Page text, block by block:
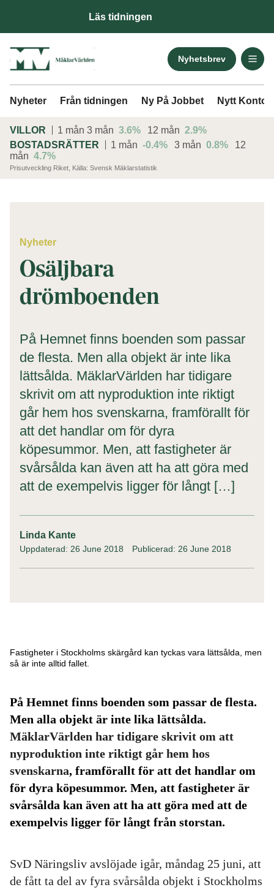
Läs tidningen
Nyhetsbrev
Nyheter Från tidningen Ny På Jobbet Nytt Kontor
VILLOR 1 mån 3 mån 3.6% 12 mån 2.9%
BOSTADSRÄTTER
1 mån -0.4% 3 mån 0.8%
12
mån 4.7%
Prisutveckling Riket, Källa: Svensk Mäklarstatistik
ANNONS
Nyheter
Osäljbara
drömboenden
På Hemnet finns boenden som passar
de flesta. Men alla objekt är inte lika
lättsålda. MäklarVärlden har tidigare
skrivit om att nyproduktion inte riktigt
går hem hos svenskarna, framförallt för
att det handlar om för dyra
köpesummor. Men, att fastigheter är
svårsålda kan även att ha att göra med
att de exempelvis ligger för långt […]
Linda Kante
Uppdaterad: 26 June 2018 Publicerad: 26 June 2018
Fastigheter i Stockholms skärgård kan tyckas vara lättsålda, men
så är inte alltid fallet.
På Hemnet finns boenden som passar de flesta.
Men alla objekt är inte lika lättsålda.
MäklarVärlden har tidigare skrivit om att
nyproduktion inte riktigt går hem hos
svenskarna, framförallt för att det handlar om
för dyra köpesummor. Men, att fastigheter är
svårsålda kan även att ha att göra med att de
exempelvis ligger för långt från storstan.
SvD Näringsliv avslöjade igår, måndag 25 juni, att
de fått ta del av fyra svårsålda objekt i Stockholms